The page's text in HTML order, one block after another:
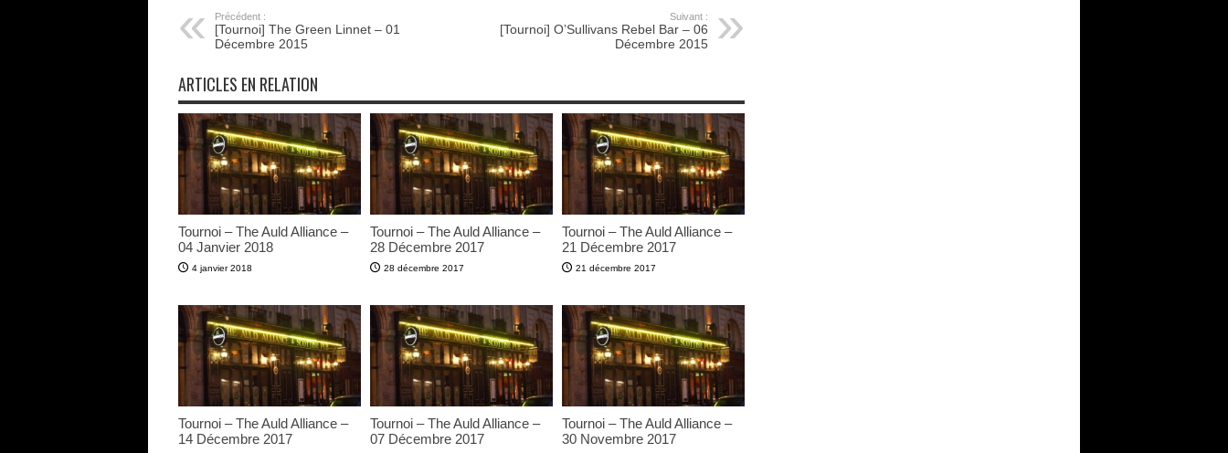
Précédent :
[Tournoi] The Green Linnet – 01
Décembre 2015
Suivant :
[Tournoi] O’Sullivans Rebel Bar – 06
Décembre 2015
ARTICLES EN RELATION
Tournoi – The Auld Alliance –
04 Janvier 2018
4 janvier 2018
Tournoi – The Auld Alliance –
28 Décembre 2017
28 décembre 2017
Tournoi – The Auld Alliance –
21 Décembre 2017
21 décembre 2017
Tournoi – The Auld Alliance –
14 Décembre 2017
Tournoi – The Auld Alliance –
07 Décembre 2017
Tournoi – The Auld Alliance –
30 Novembre 2017